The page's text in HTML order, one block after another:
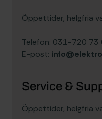
Öppettider, helgfria
Telefon: 031-720 73
E-post:
Service &
Öppettider, helgfria